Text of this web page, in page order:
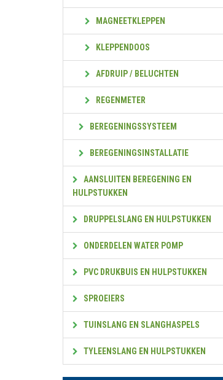
MAGNEETKLEPPEN
KLEPPENDOOS
AFDRUIP / BELUCHTEN
REGENMETER
BEREGENINGSSYSTEEM
BEREGENINGSINSTALLATIE
AANSLUITEN BEREGENING EN
HULPSTUKKEN
DRUPPELSLANG EN HULPSTUKKEN
ONDERDELEN WATER POMP
PVC DRUKBUIS EN HULPSTUKKEN
SPROEIERS
TUINSLANG EN SLANGHASPELS
TYLEENSLANG EN HULPSTUKKEN